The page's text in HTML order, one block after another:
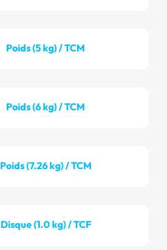
Poids (5 kg) / TCM
Poids (6 kg) / TCM
Poids (7.26 kg) / TCM
Disque (1.0 kg) / TCF